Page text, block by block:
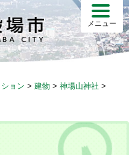
メニュー
ョン > 建物 > 神場山神社 >